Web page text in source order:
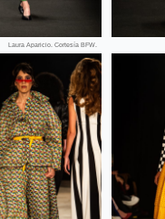
Laura Aparicio. Cortesía BFW.